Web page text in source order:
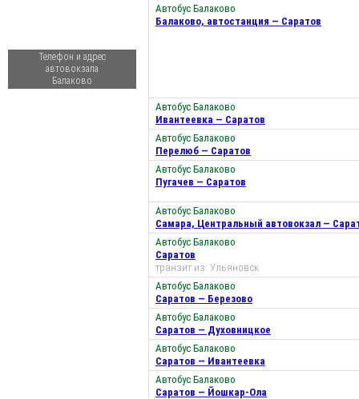
Телефон и адрес
автовокзала
Балаково
Автобус Балаково
Балаково, автостанция — Саратов
Автобус Балаково
Ивантеевка — Саратов
Автобус Балаково
Перелюб — Саратов
Автобус Балаково
Пугачев — Саратов
Автобус Балаково
Самара, Центральный автовокзал —
Автобус Балаково
Саратов
транзит из: Ульяновск
Автобус Балаково
Саратов — Березово
Автобус Балаково
Саратов — Духовницкое
Автобус Балаково
Саратов — Ивантеевка
Автобус Балаково
Саратов — Йошкар-Ола